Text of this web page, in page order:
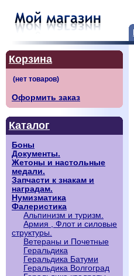
Корзина
Оформить заказ
Каталог
Боны
Документы.
Жетоны и настольные
медали.
Запчасти к знакам и
наградам.
Нумизматика
Фалеристика
Альпинизм и туризм.
Армия , Флот и силовые
структуры.
Ветераны и Почетные
Геральдика
Геральдика Батуми
Геральдика Волгоград